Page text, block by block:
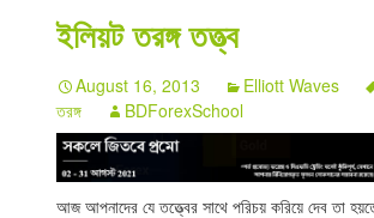
Forex School
Forex Education
Forex Brokers
Forex Rebate
ইলিয়ট তরঙ্গ তত্ত্ব
August 16, 2013 Elliott Waves
তরঙ্গ
BDForexSchool
আজ আপনাদের যে তত্ত্বের সাথে পরিচয় করিয়ে দেব তা